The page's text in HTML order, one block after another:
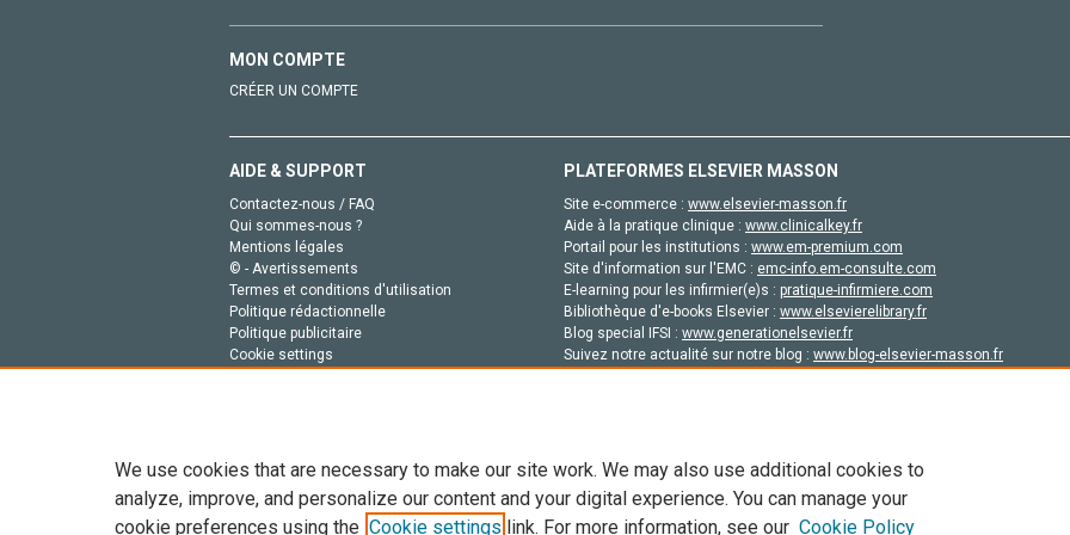
MON COMPTE
CRÉER UN COMPTE
AIDE & SUPPORT
Contactez-nous / FAQ
Qui sommes-nous ?
Mentions légales
© - Avertissements
Termes et conditions d'utilisation
Politique rédactionnelle
Politique publicitaire
Cookie settings
PLATEFORMES ELSEVIER MASSON
Site e-commerce : www.elsevier-masson.fr
Aide à la pratique clinique : www.clinicalkey.fr
Portail pour les institutions : www.em-premium.com
Site d'information sur l'EMC : emc-info.em-consulte.com
E-learning pour les infirmier(e)s : pratique-infirmiere.com
Bibliothèque d'e-books Elsevier : www.elsevierelibrary.fr
Blog special IFSI : www.generationelsevier.fr
Suivez notre actualité sur notre blog : www.blog-elsevier-masson.fr
Tout le contenu de ce site: Copyright © 2026 Elsevier, ses concédants de licence et ses contributeurs. Tout les droits sont réservés,
We use cookies that are necessary to make our site work. We may also use additional cookies to
analyze, improve, and personalize our content and your digital experience. You can manage your
cookie preferences using the Cookie settings link. For more information, see our Cookie Policy